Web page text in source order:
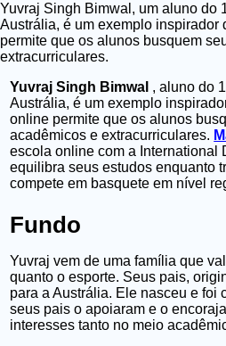
Yuvraj Singh Bimwal, um aluno do
Austrália, é um exemplo inspirador
permite que os alunos busquem
extracurriculares.
Yuvraj Singh Bimwal , aluno do
Austrália, é um exemplo
online permite que os alunos
acadêmicos e extracurriculares.
escola online com a International
equilibra seus estudos enquanto
compete em basquete em nível
Fundo
Yuvraj vem de uma família que
quanto o esporte. Seus pais,
para a Austrália. Ele nasceu e foi
seus pais o apoiaram e o
interesses tanto no meio